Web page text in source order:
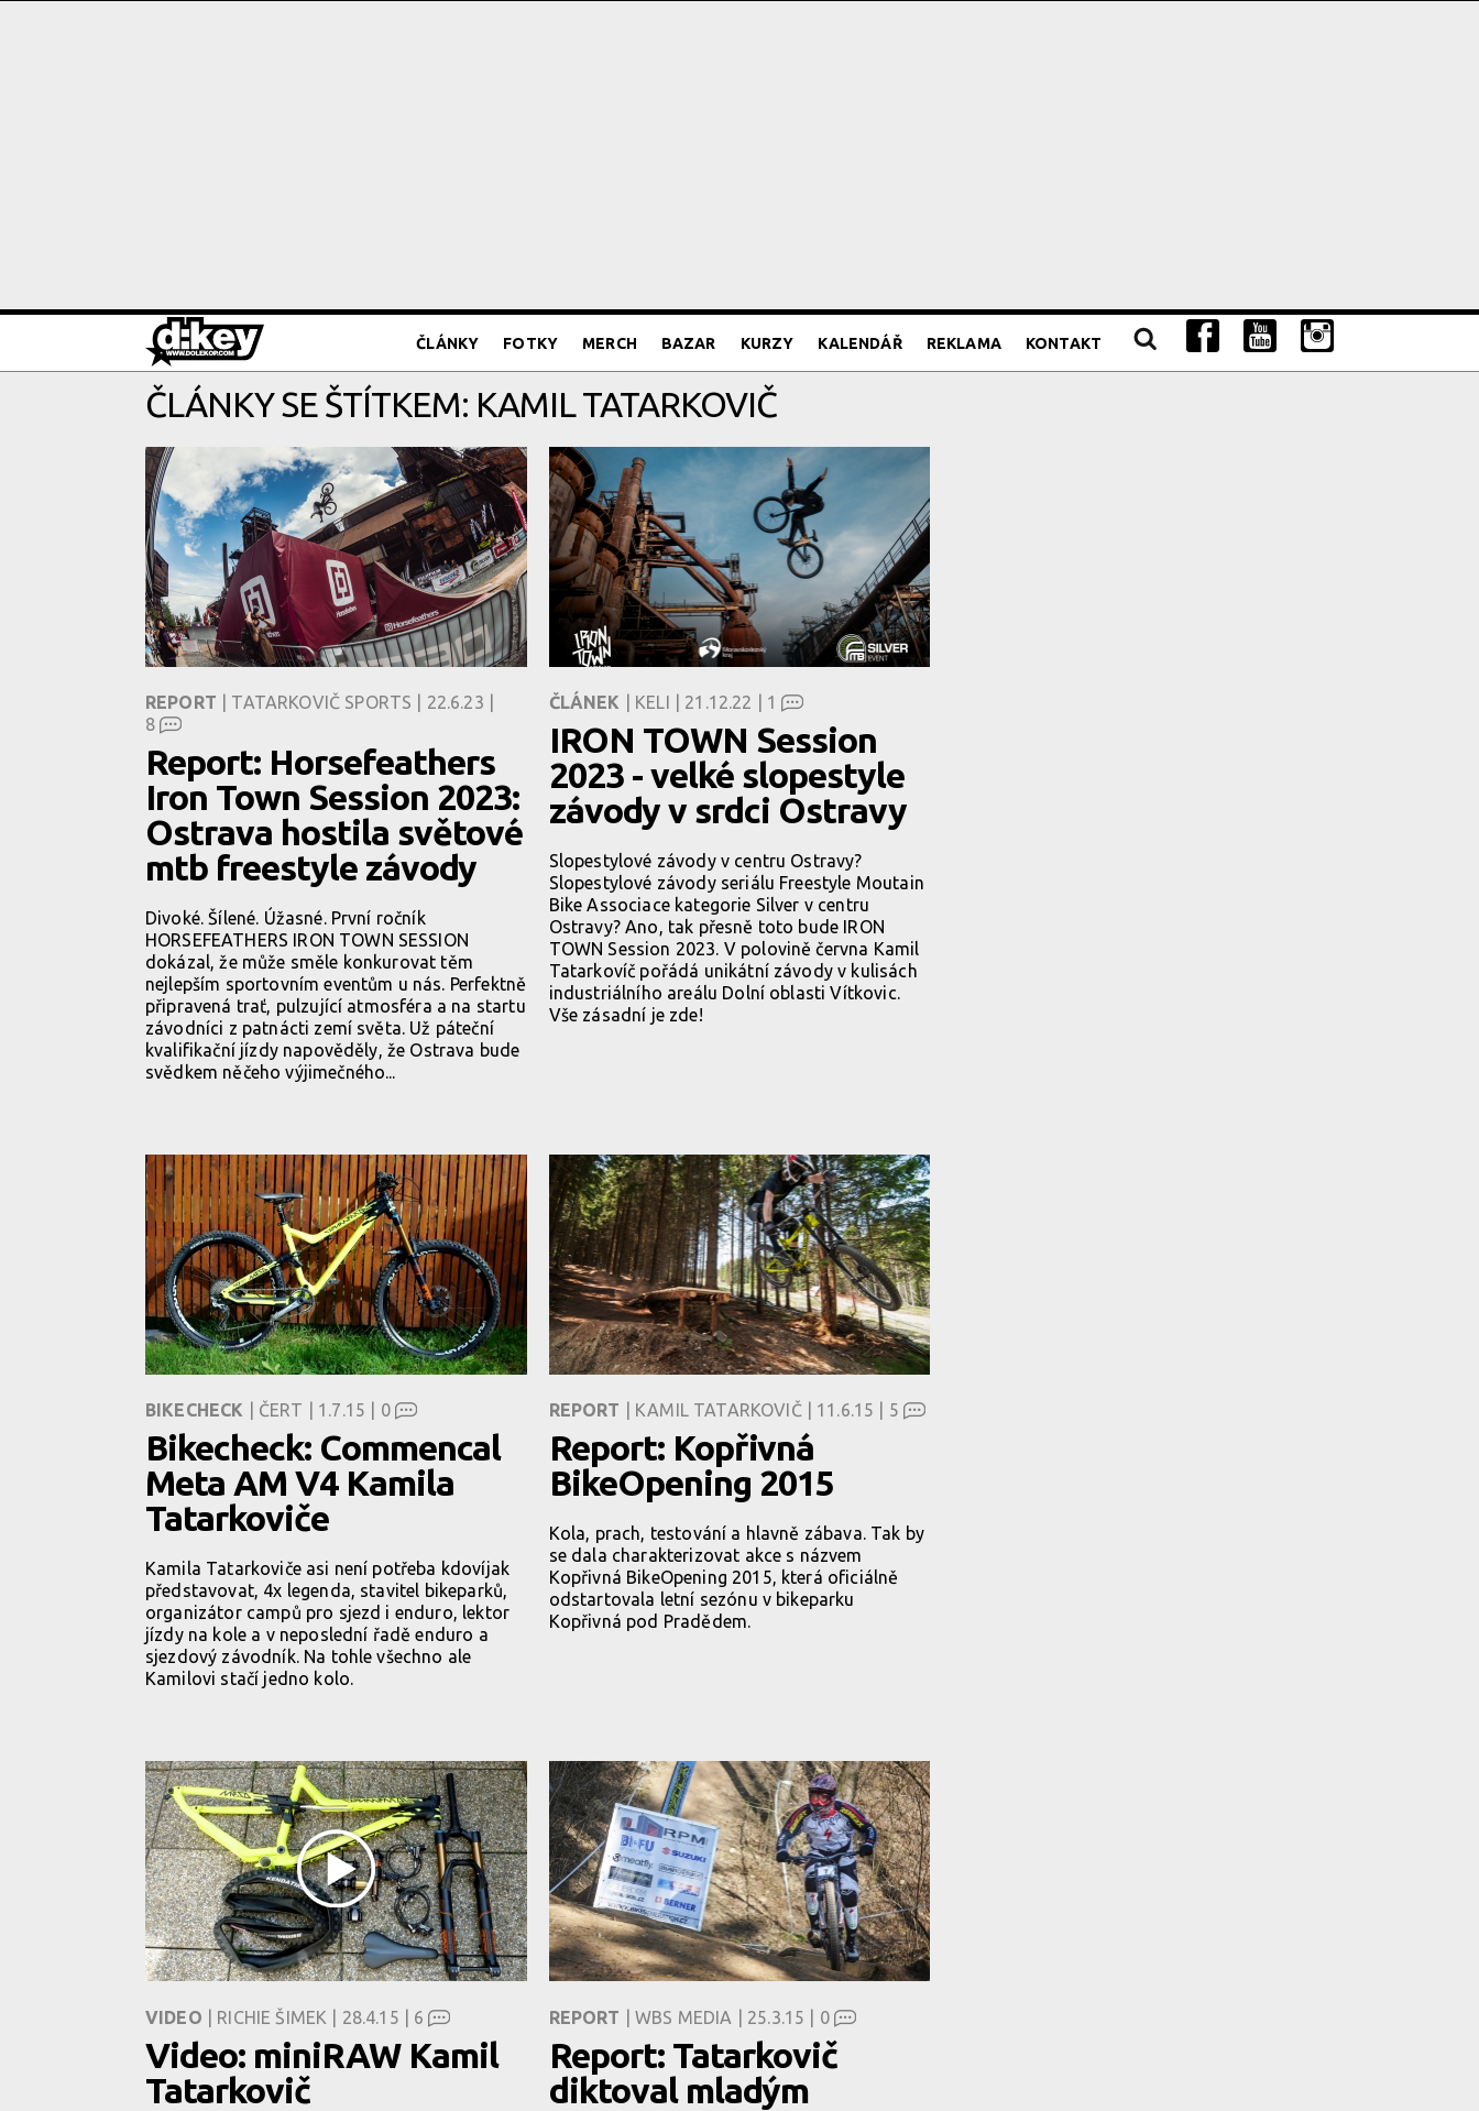
ČLÁNKY FOTKY MERCH BAZAR KURZY KALENDÁŘ REKLAMA KONTAKT
ČLÁNKY SE ŠTÍTKEM: KAMIL TATARKOVIČ
REPORT | TATARKOVIČ SPORTS | 22.6.23 |
8
Report: Horsefeathers
Iron Town Session 2023:
Ostrava hostila světové
mtb freestyle závody
Divoké. Šílené. Úžasné. První ročník
HORSEFEATHERS IRON TOWN SESSION
dokázal, že může směle konkurovat těm
nejlepším sportovním eventům u nás. Perfektně
připravená trať, pulzující atmosféra a na startu
závodníci z patnácti zemí světa. Už páteční
kvalifikační jízdy napověděly, že Ostrava bude
svědkem něčeho výjimečného...
ČLÁNEK | KELI | 21.12.22 | 1
IRON TOWN Session
2023 - velké slopestyle
závody v srdci Ostravy
Slopestylové závody v centru Ostravy?
Slopestylové závody seriálu Freestyle Moutain
Bike Associace kategorie Silver v centru
Ostravy? Ano, tak přesně toto bude IRON
TOWN Session 2023. V polovině června Kamil
Tatarkovíč pořádá unikátní závody v kulisách
industriálního areálu Dolní oblasti Vítkovic.
Vše zásadní je zde!
BIKECHECK | ČERT | 1.7.15 | 0
Bikecheck: Commencal
Meta AM V4 Kamila
Tatarkoviče
Kamila Tatarkoviče asi není potřeba kdovíjak
představovat, 4x legenda, stavitel bikeparků,
organizátor campů pro sjezd i enduro, lektor
jízdy na kole a v neposlední řadě enduro a
sjezdový závodník. Na tohle všechno ale
Kamilovi stačí jedno kolo.
REPORT | KAMIL TATARKOVIČ | 11.6.15 | 5
Report: Kopřivná
BikeOpening 2015
Kola, prach, testování a hlavně zábava. Tak by
se dala charakterizovat akce s názvem
Kopřivná BikeOpening 2015, která oficiálně
odstartovala letní sezónu v bikeparku
Kopřivná pod Pradědem.
VIDEO | RICHIE ŠIMEK | 28.4.15 | 6
Video: miniRAW Kamil
Tatarkovič
REPORT | WBS MEDIA | 25.3.15 | 0
Report: Tatarkovič
diktoval mladým